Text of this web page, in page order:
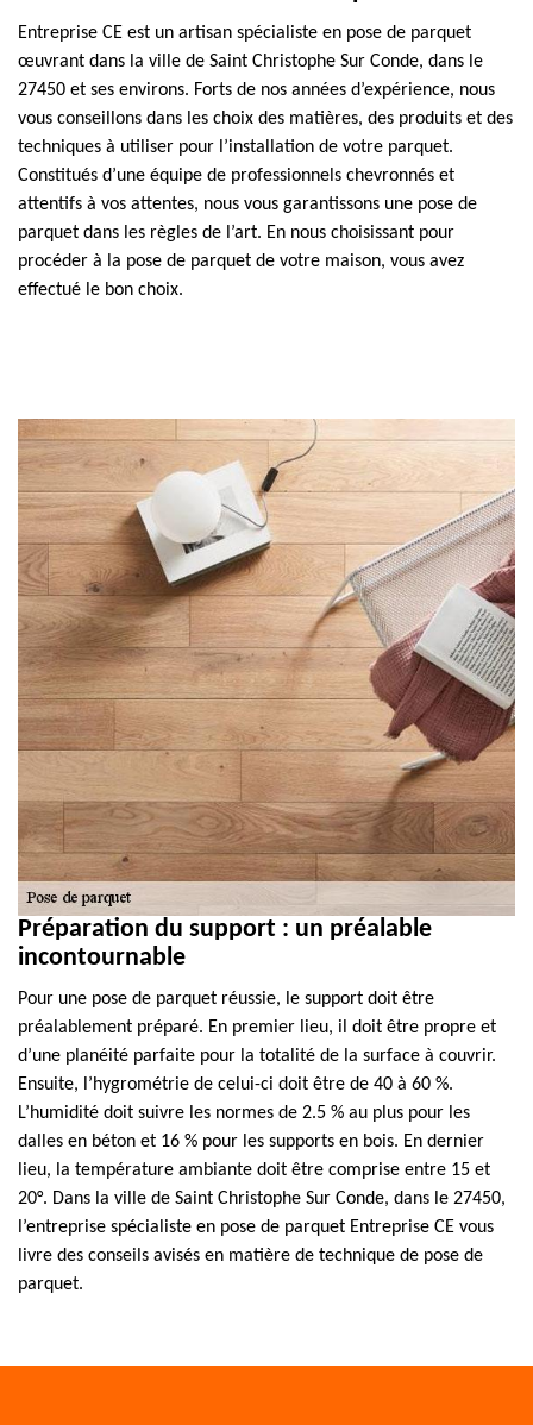
Entreprise CE est un artisan spécialiste en pose de parquet
œuvrant dans la ville de Saint Christophe Sur Conde, dans le
27450 et ses environs. Forts de nos années d’expérience, nous
vous conseillons dans les choix des matières, des produits et des
techniques à utiliser pour l’installation de votre parquet.
Constitués d’une équipe de professionnels chevronnés et
attentifs à vos attentes, nous vous garantissons une pose de
parquet dans les règles de l’art. En nous choisissant pour
procéder à la pose de parquet de votre maison, vous avez
effectué le bon choix.
Préparation du support : un préalable
incontournable
Pour une pose de parquet réussie, le support doit être
préalablement préparé. En premier lieu, il doit être propre et
d’une planéité parfaite pour la totalité de la surface à couvrir.
Ensuite, l’hygrométrie de celui-ci doit être de 40 à 60 %.
L’humidité doit suivre les normes de 2.5 % au plus pour les
dalles en béton et 16 % pour les supports en bois. En dernier
lieu, la température ambiante doit être comprise entre 15 et
20°. Dans la ville de Saint Christophe Sur Conde, dans le 27450,
l’entreprise spécialiste en pose de parquet Entreprise CE vous
livre des conseils avisés en matière de technique de pose de
parquet.